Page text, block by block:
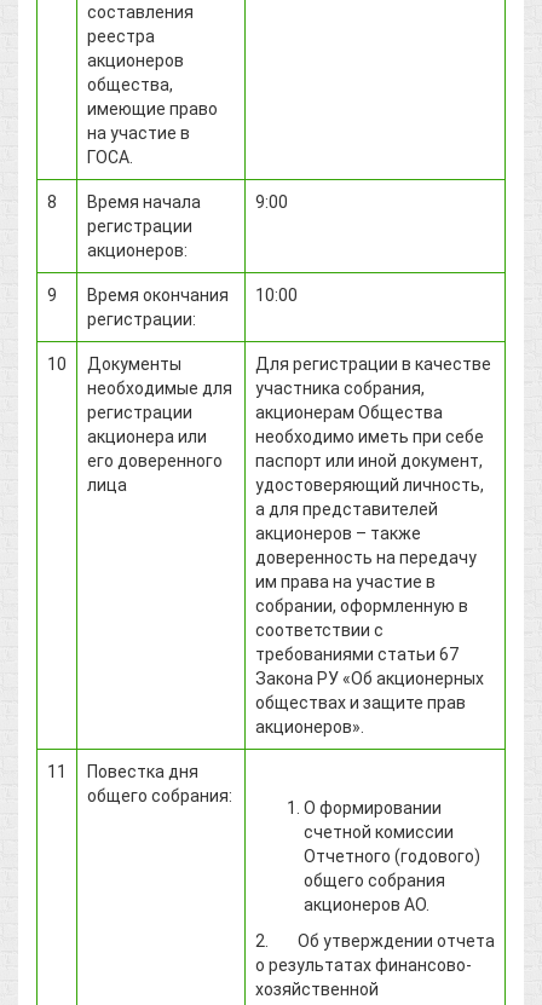
составления
реестра
акционеров
общества,
имеющие право
на участие в
ГОСА.
8
Время начала
регистрации
акционеров:
9:00
9
Время окончания
регистрации:
10:00
10
Документы
необходимые для
регистрации
акционера или
его доверенного
лица
Для регистрации в качестве
участника собрания,
акционерам Общества
необходимо иметь при себе
паспорт или иной документ,
удостоверяющий личность,
а для представителей
акционеров – также
доверенность на передачу
им права на участие в
собрании, оформленную в
соответствии с
требованиями статьи 67
Закона РУ «Об акционерных
обществах и защите прав
акционеров».
11
Повестка дня
общего собрания:
О формировании
счетной комиссии
Отчетного (годового)
общего собрания
акционеров АО.
2. Об утверждении отчета
о результатах финансово-
хозяйственной